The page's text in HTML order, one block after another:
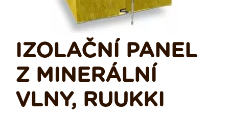
IZOLAČNÍ PANEL
Z MINERÁLNÍ
VLNY, RUUKKI